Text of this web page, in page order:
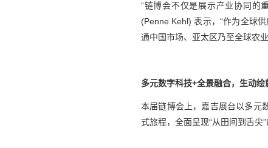
“链博会不仅是展示产业协同的
(Penne Kehl) 表示，“作为全球
通中国市场、亚太区乃至全球农
多元数字科技+全景融合， 生动绘
本届链博会上，嘉吉展台以多元
式旅程，全面呈现“从田间到舌尖”